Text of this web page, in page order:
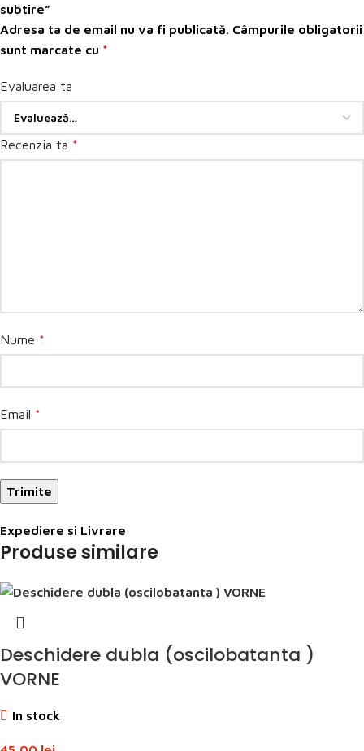
subtire”
Adresa ta de email nu va fi publicată. Câmpurile obligatorii
sunt marcate cu *
Evaluarea ta
Recenzia ta *
Nume *
Email *
Expediere si Livrare
Produse similare
Deschidere dubla (oscilobatanta )
VORNE
In stock